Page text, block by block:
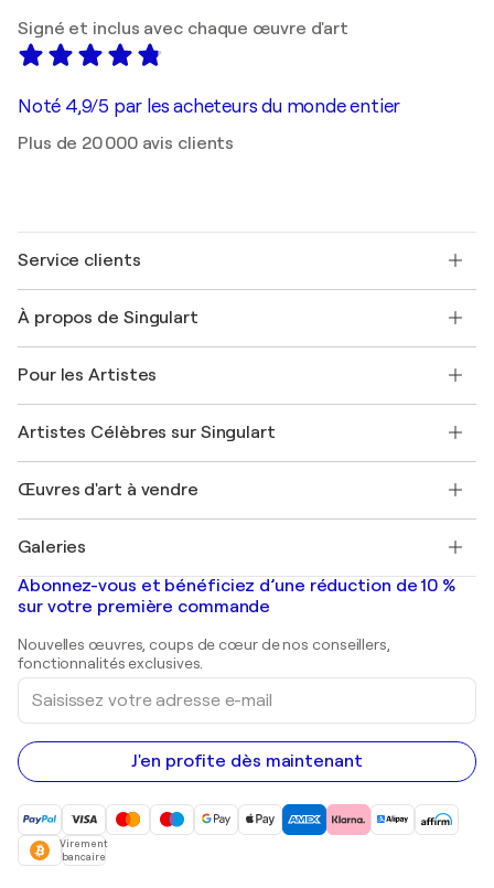
Signé et inclus avec chaque œuvre d'art
Noté 4,9/5 par les acheteurs du monde entier
Plus de 20 000 avis clients
Service clients
Expédition
Offrir une carte cadeau
Rejoignez notre programme commercial
Mon compte
+33 1 76 44 06 42
À propos de Singulart
FAQ
Magazine Singulart
Emplois
Découvrez une sélection d'art original
Pour les Artistes
Se connecter en tant qu'Artiste
Artistes Célèbres sur Singulart
Marc Chagall
Banksy
Mr. Brainwash
Shepard Fairey
Œuvres d'art à vendre
Tableaux abstraits à vendre
Peintures de paysage
Estampes
Peintures acryliques
Galeries
Galeries d'art en France
Galeries d'art en Belgique
Abonnez-vous et bénéficiez d’une réduction de 10 %
sur votre première commande
Nouvelles œuvres, coups de cœur de nos conseillers,
fonctionnalités exclusives.
Saisissez
votre
adresse
e-
mail
J'en profite dès maintenant
Virement
bancaire